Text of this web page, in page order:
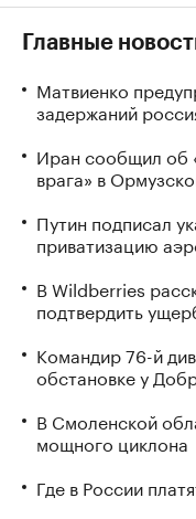
Главные
Матвиенко
задержаний
Иран сообщил об
врага» в
Путин подписал
приватизацию
В Wildberries
подтвердить
Командир 76-й
обстановке у
В Смоленской
мощного циклона
Где в России